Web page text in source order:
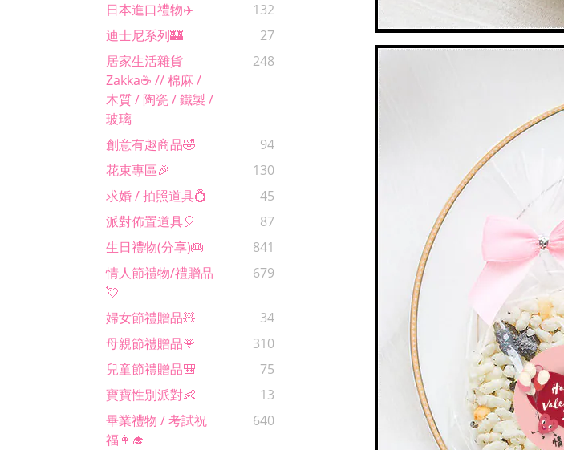
日本進口禮物✈️
132
迪士尼系列🏰
27
居家生活雜貨
Zakka☕️ // 棉麻 /
木質 / 陶瓷 / 鐵製 /
玻璃
248
創意有趣商品🤣
94
花束專區🎉
130
求婚 / 拍照道具💍
45
派對佈置道具🎈
87
生日禮物(分享)🎂
841
情人節禮物/禮贈品
💘
679
婦女節禮贈品🧸
34
母親節禮贈品🌹
310
兒童節禮贈品🎒
75
寶寶性別派對👶
13
畢業禮物 / 考試祝
福👩‍🎓
640